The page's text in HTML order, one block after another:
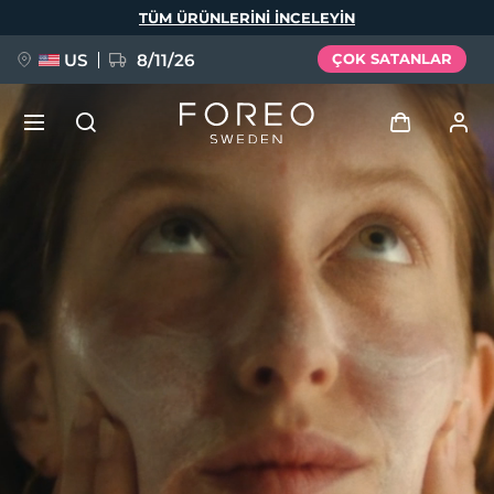
TÜM ÜRÜNLERINI INCELEYIN
US 8/11/26 ÇOK SATANLAR
Giriş
Kullanici profi̇li̇
Cihazlarım
Siparişlerim
Adresim
Aboneliklerim
FAQ™ Pure Beauty-Tech Elixir
BREAKING NEWS
issa™ Teeth Whitening Set
Dil Seçimi
Español
Français
Русский
Türkçe
简体中文 繁體中文